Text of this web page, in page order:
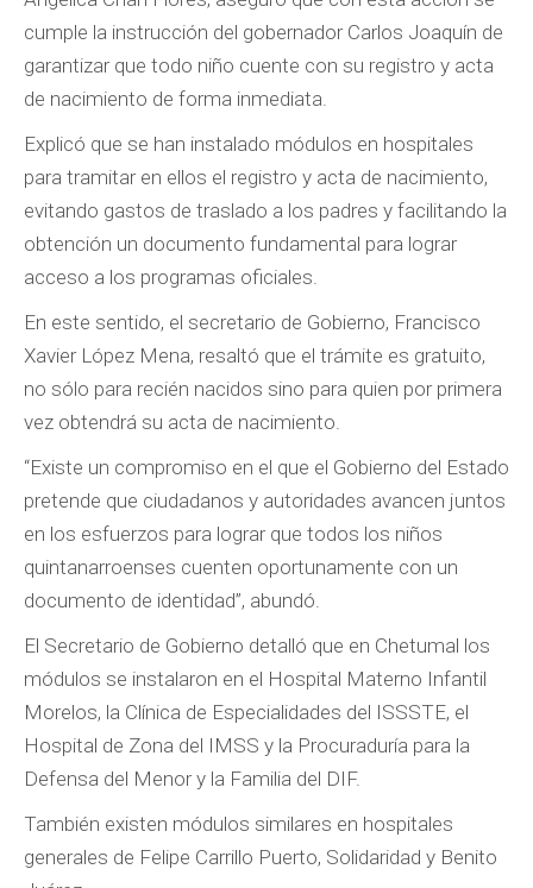
cumple la instrucción del gobernador Carlos Joaquín de
garantizar que todo niño cuente con su registro y acta
de nacimiento de forma inmediata.
Explicó que se han instalado módulos en hospitales
para tramitar en ellos el registro y acta de nacimiento,
evitando gastos de traslado a los padres y facilitando la
obtención un documento fundamental para lograr
acceso a los programas oficiales.
En este sentido, el secretario de Gobierno, Francisco
Xavier López Mena, resaltó que el trámite es gratuito,
no sólo para recién nacidos sino para quien por primera
vez obtendrá su acta de nacimiento.
“Existe un compromiso en el que el Gobierno del Estado
pretende que ciudadanos y autoridades avancen juntos
en los esfuerzos para lograr que todos los niños
quintanarroenses cuenten oportunamente con un
documento de identidad”, abundó.
El Secretario de Gobierno detalló que en Chetumal los
módulos se instalaron en el Hospital Materno Infantil
Morelos, la Clínica de Especialidades del ISSSTE, el
Hospital de Zona del IMSS y la Procuraduría para la
Defensa del Menor y la Familia del DIF.
También existen módulos similares en hospitales
generales de Felipe Carrillo Puerto, Solidaridad y Benito